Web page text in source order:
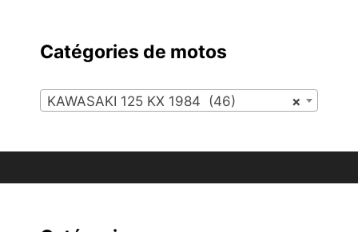
Catégories de motos
×
KAWASAKI 125 KX 1984 (46)